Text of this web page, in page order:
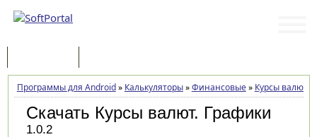
Программы для Android» Калькуляторы»Финансовые» Курсы валют.
Скачать Курсы валют. Графики
1.0.2